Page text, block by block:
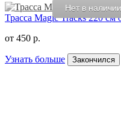
Нет в наличии
Трасса Magic Tracks 220 см
от 450 р.
Узнать больше Закончился